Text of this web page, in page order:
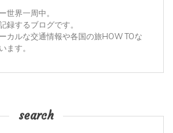
世界一周中。
録するブログです。
カルな交通情報や各国の旅HOW TOな
ます。
search